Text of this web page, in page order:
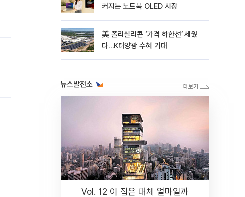
커지는 노트북 OLED 시장
美 폴리실리콘 ‘가격 하한선’ 세웠
다…K태양광 수혜 기대
뉴스발전소
Vol. 12 이 집은 대체 얼마일까